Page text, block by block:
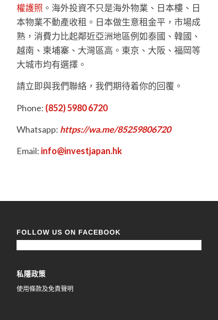
權護照 。海外投資不只是海外物業、日本樓、日
本物業不動產收租。日本做生意租金平，市場成
熟，消費力比起鄰近亞洲地區例如泰國、韓國、
越南、柬埔寨、大灣區高。東京、大阪、福岡等
大城市均有選擇。
請立即與我們聯絡，我們期待着你的回覆。
Phone: (852) 5980 6720
Whatsapp: https://wa.me/85259806720
Email: info@investjapan.hk
FOLLOW US ON FACEBOOK
私隱政策
使用條款及免責聲明